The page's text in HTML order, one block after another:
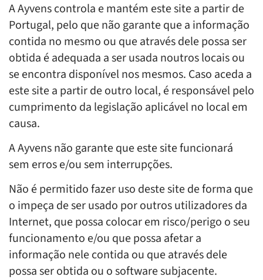
A Ayvens controla e mantém este site a partir de
Portugal, pelo que não garante que a informação
contida no mesmo ou que através dele possa ser
obtida é adequada a ser usada noutros locais ou
se encontra disponível nos mesmos. Caso aceda a
este site a partir de outro local, é responsável pelo
cumprimento da legislação aplicável no local em
causa.
A Ayvens não garante que este site funcionará
sem erros e/ou sem interrupções.
Não é permitido fazer uso deste site de forma que
o impeça de ser usado por outros utilizadores da
Internet, que possa colocar em risco/perigo o seu
funcionamento e/ou que possa afetar a
informação nele contida ou que através dele
possa ser obtida ou o software subjacente.